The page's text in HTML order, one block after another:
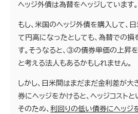
ヘッジ外債は為替をヘッジしています。
もし、米国のヘッジ外債を購入して、
て円高になったとしても、為替での損
す。そうなると、③の債券単価の上昇
と考える法人もあるかもしれません。
しかし、日米間はまだまだ金利差が大
券にヘッジをかけると、ヘッジコスト
そのため、 利回りの低い債券にヘッジ